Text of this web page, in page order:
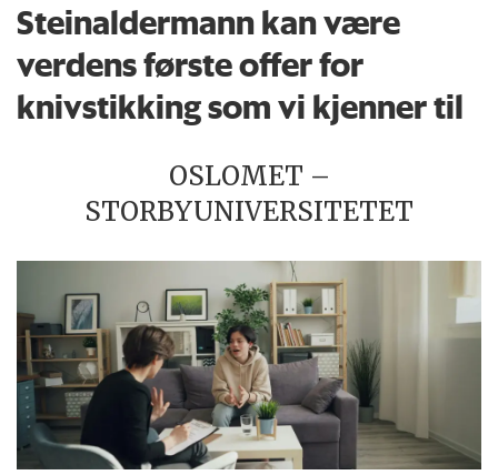
Steinaldermann kan være
verdens første offer for
knivstikking som vi kjenner til
OSLOMET –
STORBYUNIVERSITETET